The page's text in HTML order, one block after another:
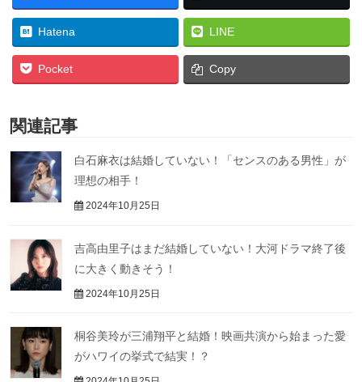
Hatena LINE
Pocket Copy
関連記事
白石麻衣は結婚していない！「センスのある男性」が
理想の相手！
2024年10月25日
吉高由里子はまだ結婚していない！大河ドラマ終了後
に大きく動きそう！
2024年10月25日
桐谷美玲が三浦翔平と結婚！映画共演から始まった愛
がハワイの挙式で結実！？